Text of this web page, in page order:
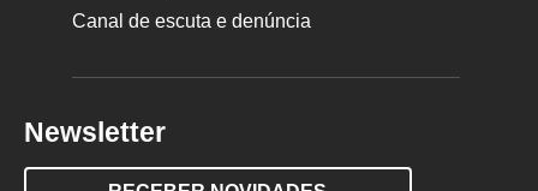
Canal de escuta e denúncia
Newsletter